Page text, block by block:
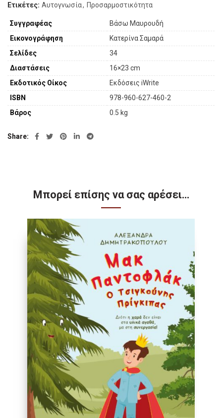
Ετικέτες: Αυτογνωσία, Προσαρμοστικότητα
Συγγραφέας
Βάσω Μαυρουδή
Εικονογράφηση
Κατερίνα Σαμαρά
Σελίδες
34
Διαστάσεις
16×23 cm
Εκδοτικός Οίκος
Εκδόσεις iWrite
ISBN
978-960-627-460-2
Βάρος
0.5 kg
Share
Μπορεί επίσης να σας αρέσει…